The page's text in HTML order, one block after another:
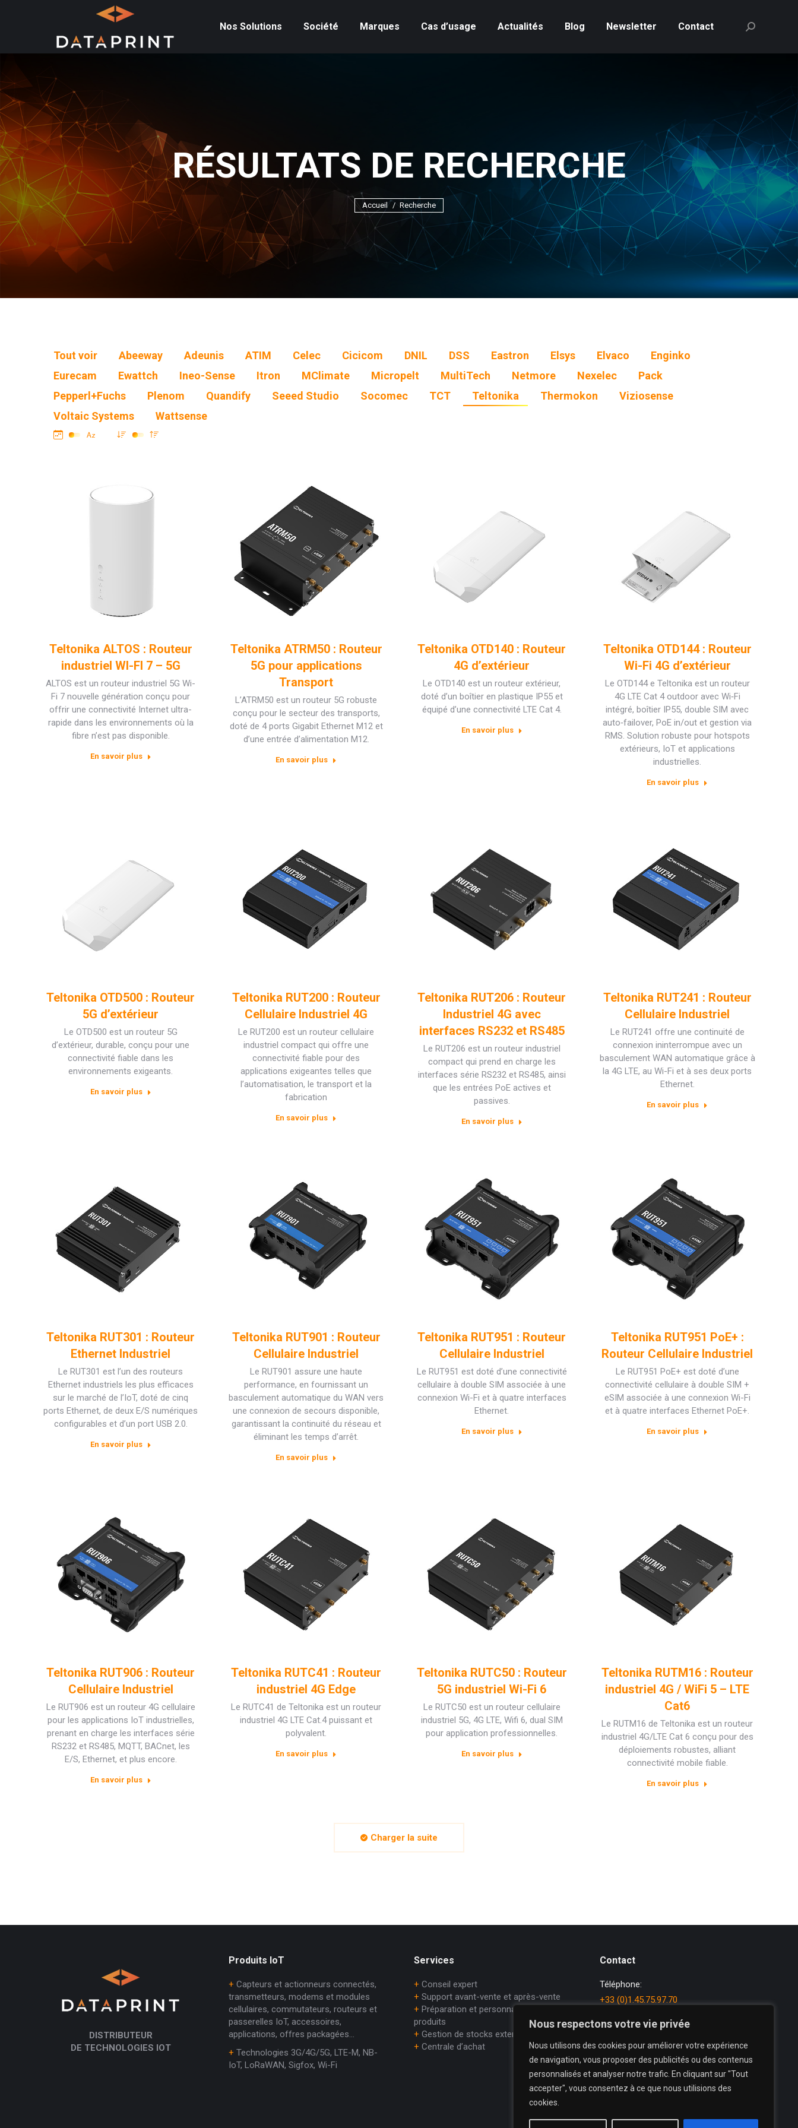
Nous respectons votre vie privée
Nous utilisons des cookies pour améliorer votre expérience
de navigation, vous proposer des publicités ou des contenus
personnalisés et analyser notre trafic. En cliquant sur "Tout
accepter", vous consentez à ce que nous utilisions des
cookies.
Nos Solutions Société Marques Cas d’usage Actualités Blog Newsletter Contact
Recherche
RÉSULTATS DE RECHERCHE
Vous êtes ici :
Accueil Recherche
Tout voir Abeeway Adeunis ATIM Celec Cicicom DNIL DSS Eastron Elsys Elvaco
Enginko
Eurecam
Ewattch Ineo-Sense Itron MClimate Micropelt MultiTech Netmore Nexelec
Pack
Pepperl+Fuchs
Plenom Quandify Seeed Studio Socomec TCT Teltonika Thermokon
Viziosense
Voltaic Systems
Wattsense
Teltonika ALTOS : Routeur
industriel WI-FI 7 – 5G
ALTOS est un routeur industriel 5G Wi-
Fi 7 nouvelle génération conçu pour
offrir une connectivité Internet ultra-
rapide dans les environnements où la
fibre n’est pas disponible.
En savoir plus
Teltonika ATRM50 : Routeur
5G pour applications
Transport
L’ATRM50 est un routeur 5G robuste
conçu pour le secteur des transports,
doté de 4 ports Gigabit Ethernet M12 et
d’une entrée d’alimentation M12.
En savoir plus
Teltonika OTD140 : Routeur
4G d’extérieur
Le OTD140 est un routeur extérieur,
doté d’un boîtier en plastique IP55 et
équipé d’une connectivité LTE Cat 4.
En savoir plus
Teltonika OTD144 : Routeur
Wi-Fi 4G d’extérieur
Le OTD144 e Teltonika est un routeur
4G LTE Cat 4 outdoor avec Wi‑Fi
intégré, boîtier IP55, double SIM avec
auto‑failover, PoE in/out et gestion via
RMS. Solution robuste pour hotspots
extérieurs, IoT et applications
industrielles.
En savoir plus
Teltonika OTD500 : Routeur
5G d’extérieur
Le OTD500 est un routeur 5G
d’extérieur, durable, conçu pour une
connectivité fiable dans les
environnements exigeants.
En savoir plus
Teltonika RUT200 : Routeur
Cellulaire Industriel 4G
Le RUT200 est un routeur cellulaire
industriel compact qui offre une
connectivité fiable pour des
applications exigeantes telles que
l’automatisation, le transport et la
fabrication
En savoir plus
Teltonika RUT206 : Routeur
Industriel 4G avec
interfaces RS232 et RS485
Le RUT206 est un routeur industriel
compact qui prend en charge les
interfaces série RS232 et RS485, ainsi
que les entrées PoE actives et
passives.
En savoir plus
Teltonika RUT241 : Routeur
Cellulaire Industriel
Le RUT241 offre une continuité de
connexion ininterrompue avec un
basculement WAN automatique grâce à
la 4G LTE, au Wi-Fi et à ses deux ports
Ethernet.
En savoir plus
Teltonika RUT301 : Routeur
Ethernet Industriel
Le RUT301 est l’un des routeurs
Ethernet industriels les plus efficaces
sur le marché de l’IoT, doté de cinq
ports Ethernet, de deux E/S numériques
configurables et d’un port USB 2.0.
En savoir plus
Teltonika RUT901 : Routeur
Cellulaire Industriel
Le RUT901 assure une haute
performance, en fournissant un
basculement automatique du WAN vers
une connexion de secours disponible,
garantissant la continuité du réseau et
éliminant les temps d’arrêt.
En savoir plus
Teltonika RUT951 : Routeur
Cellulaire Industriel
Le RUT951 est doté d’une connectivité
cellulaire à double SIM associée à une
connexion Wi-Fi et à quatre interfaces
Ethernet.
En savoir plus
Teltonika RUT951 PoE+ :
Routeur Cellulaire Industriel
Le RUT951 PoE+ est doté d’une
connectivité cellulaire à double SIM +
eSIM associée à une connexion Wi-Fi
et à quatre interfaces Ethernet PoE+.
En savoir plus
Teltonika RUT906 : Routeur
Cellulaire Industriel
Le RUT906 est un routeur 4G cellulaire
pour les applications IoT industrielles,
prenant en charge les interfaces série
RS232 et RS485, MQTT, BACnet, les
E/S, Ethernet, et plus encore.
En savoir plus
Teltonika RUTC41 : Routeur
industriel 4G Edge
Le RUTC41 de Teltonika est un routeur
industriel 4G LTE Cat.4 puissant et
polyvalent.
En savoir plus
Teltonika RUTC50 : Routeur
5G industriel Wi-Fi 6
Le RUTC50 est un routeur cellulaire
industriel 5G, 4G LTE, Wifi 6, dual SIM
pour application professionnelles.
En savoir plus
Teltonika RUTM16 : Routeur
industriel 4G / WiFi 5 – LTE
Cat6
Le RUTM16 de Teltonika est un routeur
industriel 4G/LTE Cat 6 conçu pour des
déploiements robustes, alliant
connectivité mobile fiable.
En savoir plus
Charger la suite
DISTRIBUTEUR
DE TECHNOLOGIES IOT
Produits IoT
+ Capteurs et actionneurs connectés,
transmetteurs, modems et modules
cellulaires, commutateurs, routeurs et
passerelles IoT, accessoires,
applications, offres packagées…
+ Technologies 3G/4G/5G, LTE-M, NB-
IoT, LoRaWAN, Sigfox, Wi-Fi
Services
+ Conseil expert
+ Support avant-vente et après-vente
+ Préparation et personnalisation de
produits
+ Gestion de stocks externalisée
+ Centrale d’achat
Contact
Téléphone:
+33 (0)1.45.75.97.70
E-mail:
Adresse:
69, avenue du Maréchal Juin
64200 BIARRITZ
La
La
La